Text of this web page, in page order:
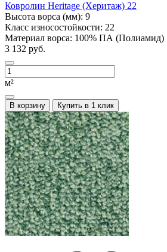
Ковролин Heritage (Херитаж) 22
Высота ворса (мм): 9
Класс износостойкости: 22
Материал ворса: 100% ПА (Полиамид)
3 132 руб.
м²
В корзину Купить в 1 клик